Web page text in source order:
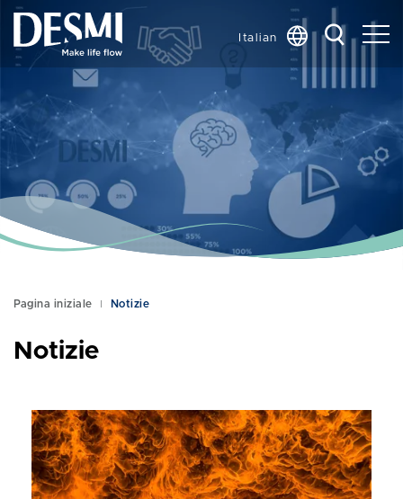
Italian
Chinese
Danish
Dutch
French
German
Korean
Pagina iniziale Notizie
Notizie